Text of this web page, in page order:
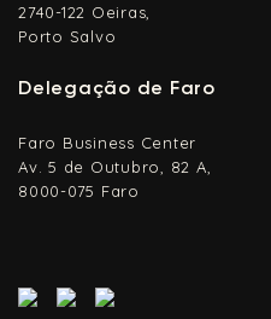
2740-122 Oeiras,
Porto Salvo
Delegação de Faro
Faro Business Center
Av. 5 de Outubro, 82 A,
8000-075 Faro